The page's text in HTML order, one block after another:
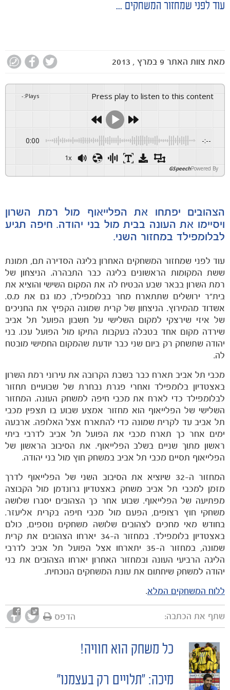
הקבוצות
משחקים
ותוצאות
עוד לפני שמחזור המשחקים ...
מאת צוות האתר 9 במרץ , 2013
Press play to listen to this content
Plays
:
-
0:00 -:--
1x
Powered By
GSpeech
הצהובים יפתחו את הפלייאוף מול רמת השרון
ויסיימו את העונה בבית מול בני יהודה. חיפה תגיע
לבלומפילד במחזור השני.
עוד לפני שמחזור המשחקים האחרון בליגה הסדירה תם, תמונת
ששת המקומות הראשונים בליגה כבר התבהרה. הניצחון של
רמת השרון בבאר שבע הבטיח לה את המקום השישי והוציא את
בית"ר ירושלים שתתארח מחר בבלומפילד, כמו גם את מ.ס.
אשדוד מהמירוץ. הניצחון של קרית שמונה הקפיץ את החניכים
של איזי שירצקי למקום השלישי על חשבון הפועל תל אביב
שירדה מקום אחד בטבלה בעקבות התיקו מול הפועל עכו. בני
יהודה שתשחק רק ביום שני כבר יודעת שהמקום החמישי מובטח
לה.
מכבי תל אביב תארח כבר בשבת הקרובה את עירוני רמת השרון
באצטדיון בלומפילד ואחרי פגרת נבחרת של שבועיים תחזור
לבלומפילד כדי לארח את מכבי חיפה למשחק העונה. המחזור
השלישי של הפלייאוף הוא מחזור אמצע שבוע בו תצפין מכבי
תל אביב עד לקרית שמונה כדי להתארח אצל האלופה. ארבעה
ימים אחר כך תארח מכבי את הפועל תל אביב לדרבי ביתי
ראשון מתוך שניים בשלב הפלייאוף. את הסיבוב הראשון של
הפלייאוף תסיים מכבי תל אביב במשחק חוץ מול בני יהודה.
המחזור ה-32 שיוציא את הסיבוב השני של הפלייאוף לדרך
מזמן למכבי תל אביב משחק באצטדיון גרונדמן מול הקבוצה
מפתיעה של הפלייאוף. שבוע אחר כך הצהובים יסגרו שלושה
משחקי חוץ רצופים, הפעם מול מכבי חיפה בקרית אליעזר.
בחודש מאי מחכים לצהובים שלושה משחקים נוספים, כולם
באצטדיון בלומפילד. במחזור ה-34 יארחו הצהובים את קרית
שמונה, במחזור ה-35 יתארחו אצל הפועל תל אביב לדרבי
הליגה הרביעי העונה ובמחזור האחרון יארחו הצהובים את בני
יהודה למשחק שיחתום את עונת המשחקים הנוכחית.
ללוח המשחקים המלא.
שתף את הכתבה: הדפס
POST
כל משחק הוא חוויה!
מיכה: "תלויים רק בעצמנו"